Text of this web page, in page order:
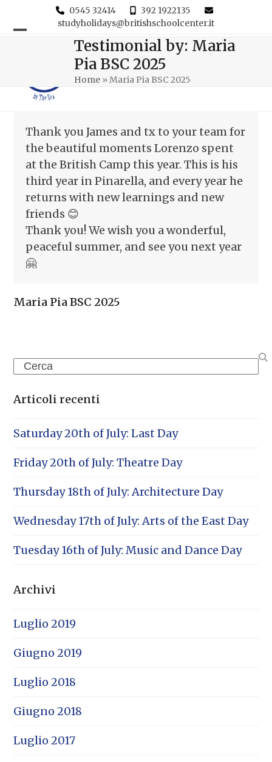
0545 32414
392 1922135
studyholidays@britishschoolcenter.it
menu
menu
Testimonial by: Maria
Pia BSC 2025
Home »Maria Pia BSC 2025
Thank you James and tx to your team for
the beautiful moments Lorenzo spent
at the British Camp this year. This is his
third year in Pinarella, and every year he
returns with new learnings and new
friends 😊
Thank you! We wish you a wonderful,
peaceful summer, and see you next year
🤗
Maria Pia BSC 2025
Search
Articoli recenti
Saturday 20th of July: Last Day
Friday 20th of July: Theatre Day
Thursday 18th of July: Architecture Day
Wednesday 17th of July: Arts of the East Day
Tuesday 16th of July: Music and Dance Day
Archivi
Luglio 2019
Giugno 2019
Luglio 2018
Giugno 2018
Luglio 2017